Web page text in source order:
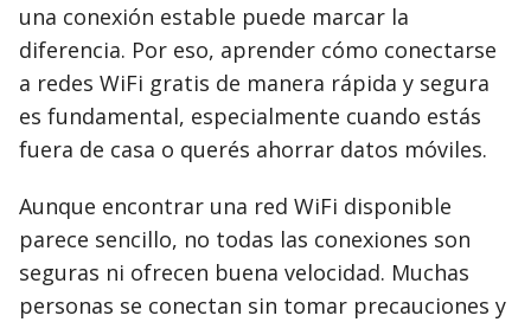
una conexión estable puede marcar la
diferencia. Por eso, aprender cómo conectarse
a redes WiFi gratis de manera rápida y segura
es fundamental, especialmente cuando estás
fuera de casa o querés ahorrar datos móviles.
Aunque encontrar una red WiFi disponible
parece sencillo, no todas las conexiones son
seguras ni ofrecen buena velocidad. Muchas
personas se conectan sin tomar precauciones y